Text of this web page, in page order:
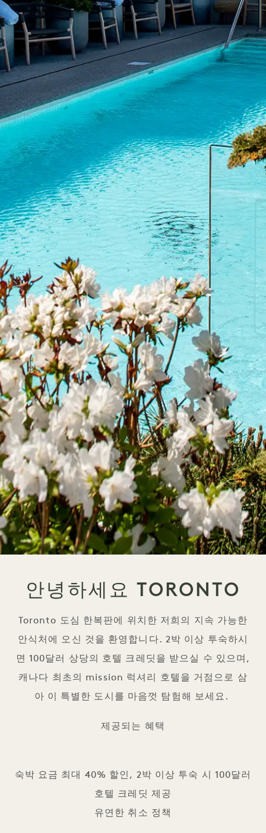
안녕하세요 TORONTO
Toronto 도심 한복판에 위치한 저희의 지속 가능한
안식처에 오신 것을 환영합니다. 2박 이상 투숙하시
면 100달러 상당의 호텔 크레딧을 받으실 수 있으며,
캐나다 최초의 mission 럭셔리 호텔을 거점으로 삼
아 이 특별한 도시를 마음껏 탐험해 보세요.
제공되는 혜택
숙박 요금 최대 40% 할인, 2박 이상 투숙 시 100달러
호텔 크레딧 제공
유연한 취소 정책